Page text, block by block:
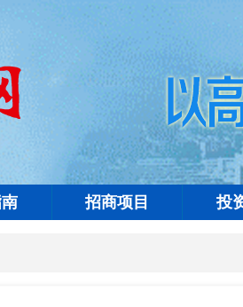
招商项目 投